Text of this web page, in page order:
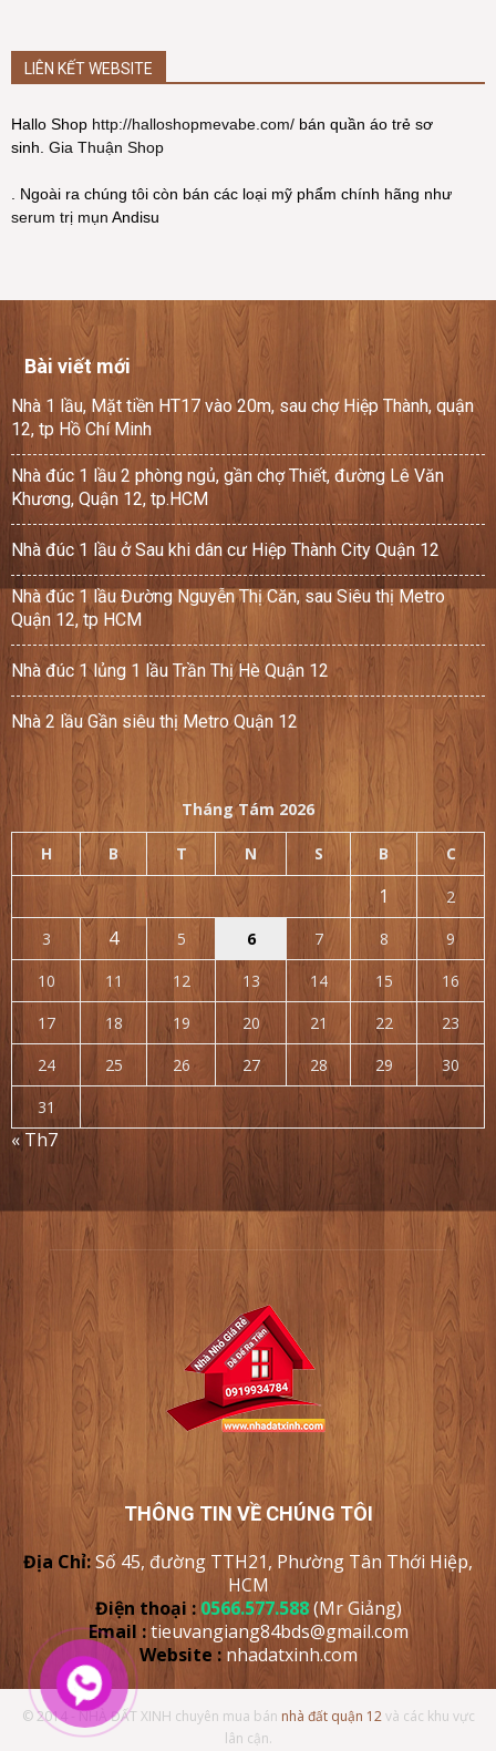
LIÊN KẾT WEBSITE
Hallo Shop http://halloshopmevabe.com/ bán quần áo trẻ sơ
sinh. Gia Thuận Shop
. Ngoài ra chúng tôi còn bán các loại mỹ phẩm chính hãng như
serum trị mụn Andisu
Bài viết mới
Nhà 1 lầu, Mặt tiền HT17 vào 20m, sau chợ Hiệp Thành, quận
12, tp Hồ Chí Minh
Nhà đúc 1 lầu 2 phòng ngủ, gần chợ Thiết, đường Lê Văn
Khương, Quận 12, tp.HCM
Nhà đúc 1 lầu ở Sau khi dân cư Hiệp Thành City Quận 12
Nhà đúc 1 lầu Đường Nguyễn Thị Căn, sau Siêu thị Metro
Quận 12, tp HCM
Nhà đúc 1 lủng 1 lầu Trần Thị Hè Quận 12
Nhà 2 lầu Gần siêu thị Metro Quận 12
Tháng Tám 2026
H B T N S B C
1
2
3
4 5 6 7 8
9
10
11 12 13 14 15
16
17
18 19 20 21 22
23
24
25 26 27 28 29
30
31
« Th7
THÔNG TIN VỀ CHÚNG TÔI
Địa Chỉ:Số 45, đường TTH21, Phường Tân Thới Hiệp,
HCM
Điện thoại : 0566.577.588 (Mr Giảng)
Email :tieuvangiang84bds@gmail.com
Website : nhadatxinh.com
© 2014 - NHÀ ĐẤT XINH chuyên mua bán nhà đất quận 12và các khu vực
lân cận.